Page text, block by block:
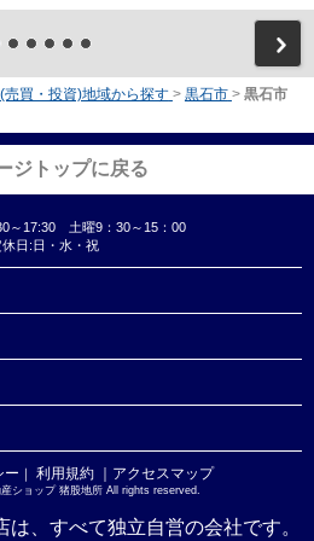
(売買・投資)地域から探す > 黒石市 > 黒石市
ジトップに戻る
～17:30 土曜9：30～15：00
休日:日・水・祝
ー 利用規約 ｜アクセスマップ
ショップ 猪股地所 All rights reserved.
、すべて独立自営の会社です。